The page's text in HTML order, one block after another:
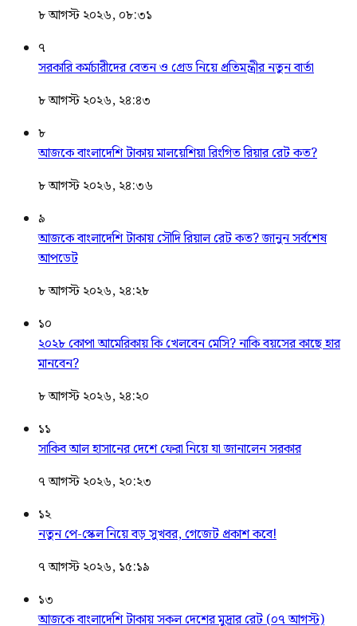
৮ আগস্ট ২০২৬, ০৮:৩১
৭
সরকারি কর্মচারীদের বেতন ও গ্রেড নিয়ে প্রতিমন্ত্রীর নতুন বার্তা
৮ আগস্ট ২০২৬, ২৪:৪৩
৮
আজকে বাংলাদেশি টাকায় মালয়েশিয়া রিংগিত রিয়ার রেট কত?
৮ আগস্ট ২০২৬, ২৪:৩৬
৯
আজকে বাংলাদেশি টাকায় সৌদি রিয়াল রেট কত? জানুন সর্বশেষ
আপডেট
৮ আগস্ট ২০২৬, ২৪:২৮
১০
২০২৮ কোপা আমেরিকায় কি খেলবেন মেসি? নাকি বয়সের কাছে হার
মানবেন?
৮ আগস্ট ২০২৬, ২৪:২০
১১
সাকিব আল হাসানের দেশে ফেরা নিয়ে যা জানালেন সরকার
৭ আগস্ট ২০২৬, ২০:২৩
১২
নতুন পে-স্কেল নিয়ে বড় সুখবর, গেজেট প্রকাশ কবে!
৭ আগস্ট ২০২৬, ১৫:১৯
১৩
আজকে বাংলাদেশি টাকায় সকল দেশের মুদ্রার রেট (০৭ আগস্ট)